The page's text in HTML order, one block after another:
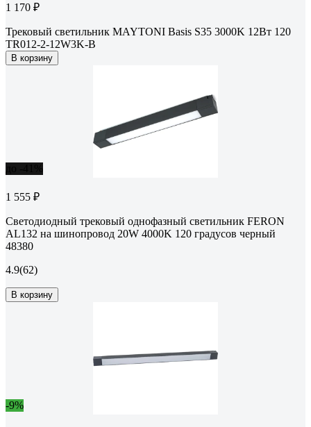
1 170 ₽
Трековый светильник MAYTONI Basis S35 3000K 12Вт 120
TR012-2-12W3K-B
В корзину
1 555 ₽
Светодиодный трековый однофазный светильник FERON
AL132 на шинопровод 20W 4000K 120 градусов черный
48380
4.9(62)
В корзину
-9%